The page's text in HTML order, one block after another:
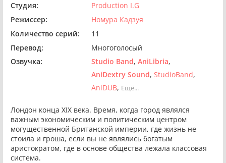
Студия:
Production I.G
Режиссер:
Номура Кадзуя
Количество серий:
11
Перевод:
Многоголосый
Озвучка:
Studio Band AniLibria
AniDextry Sound StudioBand
AniDUB Ещё...
Лондон конца XIX века. Время, когда город являлся
важным экономическим и политическим центром
могущественной Британской империи, где жизнь не
стоила и гроша, если вы не являлись богатым
аристократом, где в основе общества лежала классовая
система.